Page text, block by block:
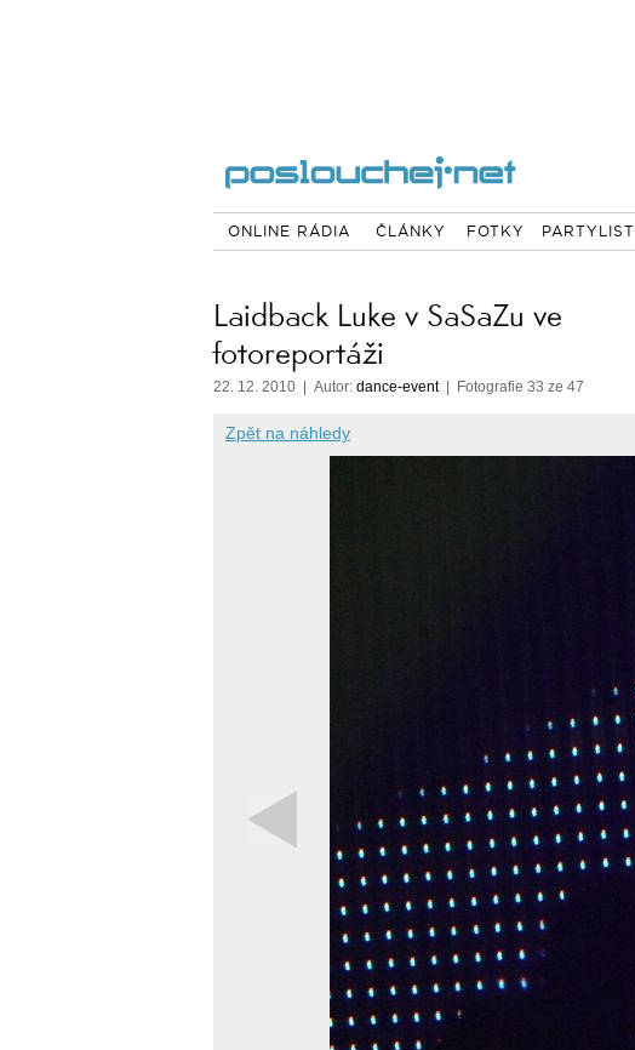
ONLINE RÁDIA ČLÁNKY FOTKY PARTYLIST
Laidback Luke v SaSaZu ve
fotoreportáži
22. 12. 2010 | Autor: dance-event| Fotografie 33 ze 47
Zpět na náhledy